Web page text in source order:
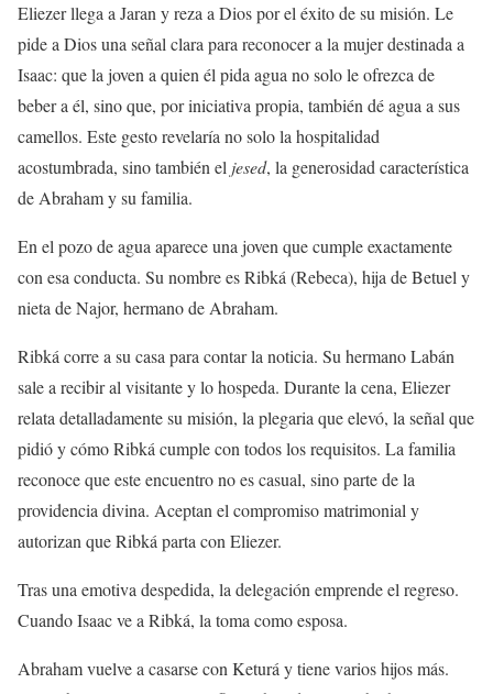
Eliezer llega a Jaran y reza a Dios por el éxito de su misión. Le
pide a Dios una señal clara para reconocer a la mujer destinada a
Isaac: que la joven a quien él pida agua no solo le ofrezca de
beber a él, sino que, por iniciativa propia, también dé agua a sus
camellos. Este gesto revelaría no solo la hospitalidad
acostumbrada, sino también el jesed, la generosidad característica
de Abraham y su familia.
En el pozo de agua aparece una joven que cumple exactamente
con esa conducta. Su nombre es Ribká (Rebeca), hija de Betuel y
nieta de Najor, hermano de Abraham.
Ribká corre a su casa para contar la noticia. Su hermano Labán
sale a recibir al visitante y lo hospeda. Durante la cena, Eliezer
relata detalladamente su misión, la plegaria que elevó, la señal que
pidió y cómo Ribká cumple con todos los requisitos. La familia
reconoce que este encuentro no es casual, sino parte de la
providencia divina. Aceptan el compromiso matrimonial y
autorizan que Ribká parta con Eliezer.
Tras una emotiva despedida, la delegación emprende el regreso.
Cuando Isaac ve a Ribká, la toma como esposa.
Abraham vuelve a casarse con Keturá y tiene varios hijos más.